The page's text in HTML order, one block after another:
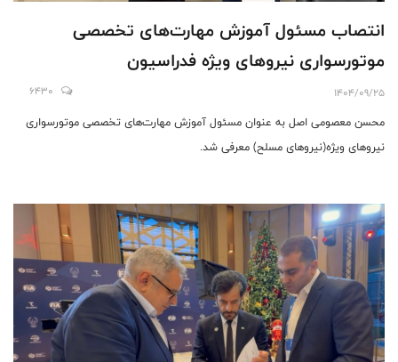
انتصاب مسئول آموزش مهارت‌های تخصصی
موتورسواری نیروهای ویژه فدراسیون
1404/09/25
6430
محسن معصومی اصل به عنوان مسئول آموزش مهارت‌های تخصصی موتورسواری
نیروهای ویژه(نیروهای مسلح) معرفی شد.